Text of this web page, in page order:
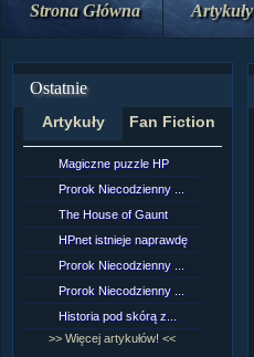
Strona Główna Artykuły
Ostatnie
Artykuły Fan Fiction
Magiczne puzzle HP
Prorok Niecodzienny ...
The House of Gaunt
HPnet istnieje naprawdę
Prorok Niecodzienny ...
Prorok Niecodzienny ...
Historia pod skórą z...
>> Więcej artykułów! <<